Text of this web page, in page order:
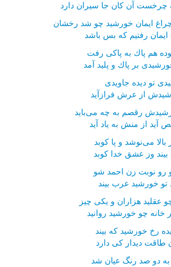
آن كان جا سیران دارد
ایمان خورشید چو شد رخشان
ایمان رفتیم كه بس باشد
هم پاك به پاكی رفت
بر پاك و پلید آمد
تو دیده جاویدی
از عرش فرازآید
رقصم به چه می‌باید
آید از منش به یاد آید
می‌نوشد و پا كوبد
وز عشق خدا كوبد
رو نوبت زن احمد شو
تو خورشید عرب بیند
عقلید هزاران و یكی چیز
خانه چو خورشید روانید
رخ خورشید كه بیند
طاقت دیدار كی دارد
به دو صد رنگ عیان شد